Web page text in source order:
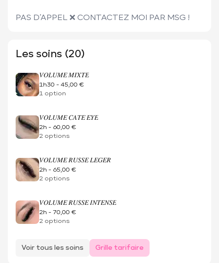
PAS D’APPEL ❌ CONTACTEZ MOI PAR MSG !
Les soins (20)
𝑉𝑂𝐿𝑈𝑀𝐸 𝑀𝐼𝑋𝑇𝐸
1h30 - 45,00 €
1 option
𝑉𝑂𝐿𝑈𝑀𝐸 𝐶𝐴𝑇𝐸 𝐸𝑌𝐸
2h - 60,00 €
2 options
𝑉𝑂𝐿𝑈𝑀𝐸 𝑅𝑈𝑆𝑆𝐸 𝐿𝐸𝐺𝐸𝑅
2h - 65,00 €
2 options
𝑉𝑂𝐿𝑈𝑀𝐸 𝑅𝑈𝑆𝑆𝐸 𝐼𝑁𝑇𝐸𝑁𝑆𝐸
2h - 70,00 €
2 options
Voir tous les soins Grille tarifaire